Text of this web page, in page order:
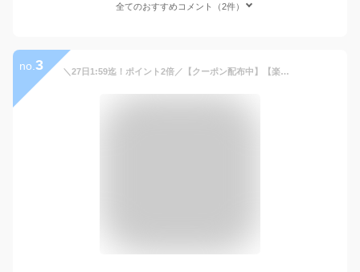
全てのおすすめコメント（2件）
no. 3 ＼27日1:59迄！ポイント2倍／【クーポン配布中】【楽天1位】スポーツ レギンス タイツ スパッツ アンダーウェア インナー メンズ 男性用 速乾 伸縮 コンプレッションウェア ランニング アウトドア トレーニング ジム 筋トレ 夏用 無地 吸汗 S M L XL 2XL ブラック